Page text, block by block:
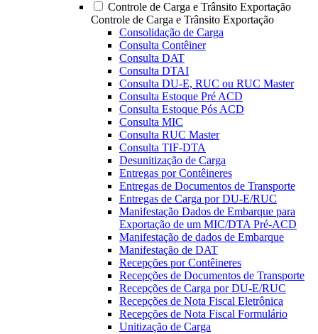
Controle de Carga e Trânsito Exportação
Controle de Carga e Trânsito Exportação
Consolidação de Carga
Consulta Contêiner
Consulta DAT
Consulta DTAI
Consulta DU-E, RUC ou RUC Master
Consulta Estoque Pré ACD
Consulta Estoque Pós ACD
Consulta MIC
Consulta RUC Master
Consulta TIF-DTA
Desunitização de Carga
Entregas por Contêineres
Entregas de Documentos de Transporte
Entregas de Carga por DU-E/RUC
Manifestação Dados de Embarque para
Exportação de um MIC/DTA Pré-ACD
Manifestação de dados de Embarque
Manifestação de DAT
Recepções por Contêineres
Recepções de Documentos de Transporte
Recepções de Carga por DU-E/RUC
Recepções de Nota Fiscal Eletrônica
Recepções de Nota Fiscal Formulário
Unitização de Carga